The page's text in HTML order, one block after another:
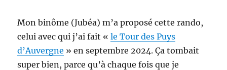
Mon binôme (Jubéa) m’a proposé cette rando,
celui avec qui j’ai fait «le Tour des Puys
d’Auvergne » en septembre 2024. Ça tombait
super bien, parce qu’à chaque fois que je